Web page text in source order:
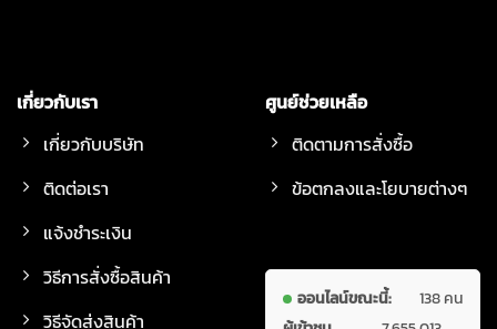
เกี่ยวกับเรา
เกี่ยวกับบริษัท
ติดต่อเรา
แจ้งชำระเงิน
วิธีการสั่งซื้อสินค้า
วิธีจัดส่งสินค้า
ศูนย์ช่วยเหลือ
ติดตามการสั่งซื้อ
ข้อตกลงและโยบายต่างๆ
ออนไลน์ขณะนี้:
138 คน